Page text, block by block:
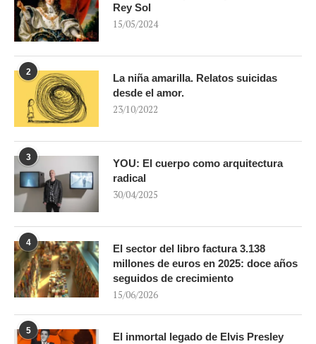
Rey Sol
15/05/2024
2
La niña amarilla. Relatos suicidas
desde el amor.
23/10/2022
3
YOU: El cuerpo como arquitectura
radical
30/04/2025
4
El sector del libro factura 3.138
millones de euros en 2025: doce años
seguidos de crecimiento
15/06/2026
5
El inmortal legado de Elvis Presley